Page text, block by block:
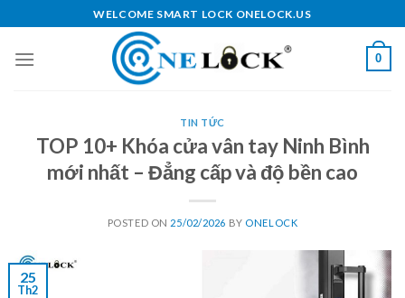
to
content
WELCOME SMART LOCK ONELOCK.US
0
TIN TỨC
TOP 10+ Khóa cửa vân tay Ninh Bình
mới nhất – Đẳng cấp và độ bền cao
POSTED ON 25/02/2026 BY ONELOCK
25
Th2